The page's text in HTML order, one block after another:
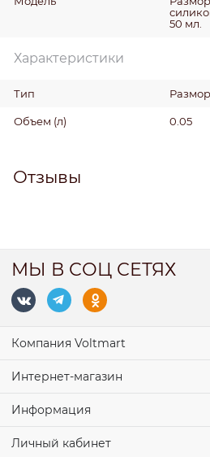
50 мл.
Характеристики
Тип
Объем (л) 0.05
Отзывы
МЫ В СОЦ СЕТЯХ
Компания Voltmart
Интернет-магазин
Информация
Личный кабинет